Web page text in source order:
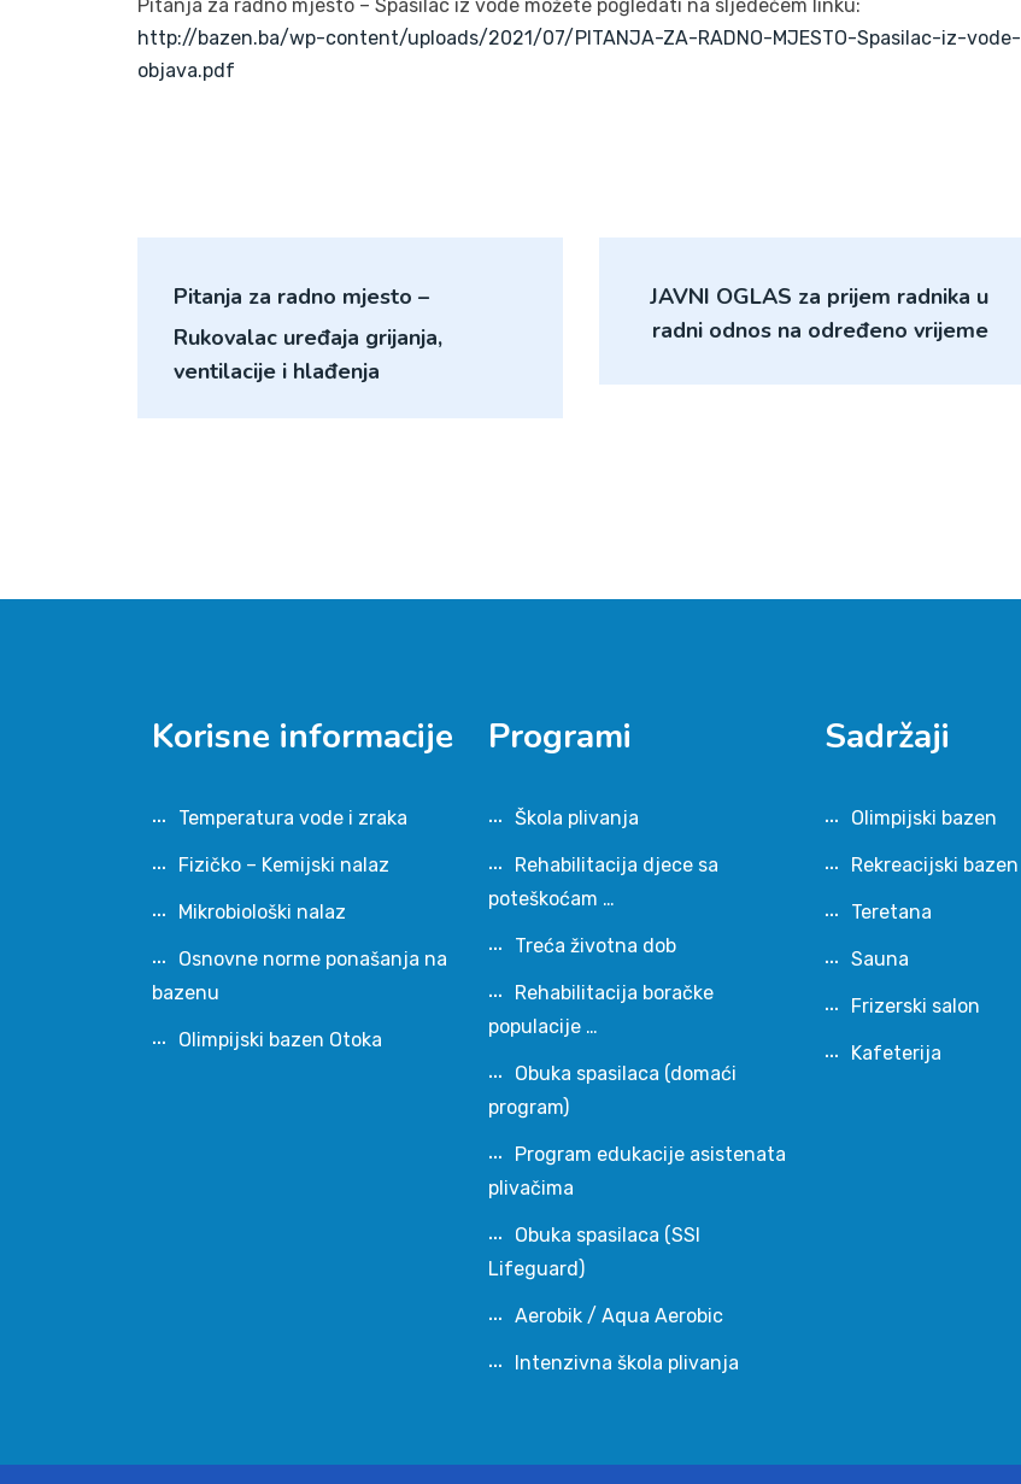
Pitanja za radno mjesto – Spasilac iz vode možete pogledati na sljedećem linku:
http://bazen.ba/wp-content/uploads/2021/07/PITANJA-ZA-RADNO-MJESTO-Spasilac-iz-vode-
objava.pdf
Pitanja za radno mjesto –
Rukovalac uređaja grijanja,
ventilacije i hlađenja
JAVNI OGLAS za prijem radnika u
radni odnos na određeno vrijeme
Korisne informacije
Temperatura vode i zraka
Fizičko – Kemijski nalaz
Mikrobiološki nalaz
Osnovne norme ponašanja na
bazenu
Olimpijski bazen Otoka
Programi
Škola plivanja
Rehabilitacija djece sa
poteškoćam …
Treća životna dob
Rehabilitacija boračke
populacije …
Obuka spasilaca (domaći
program)
Program edukacije asistenata
plivačima
Obuka spasilaca (SSI
Lifeguard)
Aerobik / Aqua Aerobic
Intenzivna škola plivanja
Sadržaji
Olimpijski bazen
Rekreacijski bazen
Teretana
Sauna
Frizerski salon
Kafeterija